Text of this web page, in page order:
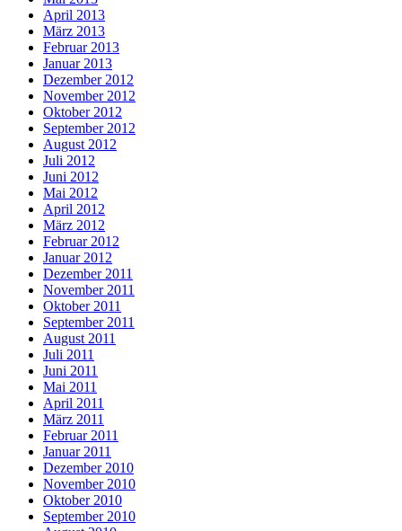
April 2013
März 2013
Februar 2013
Januar 2013
Dezember 2012
November 2012
Oktober 2012
September 2012
August 2012
Juli 2012
Juni 2012
Mai 2012
April 2012
März 2012
Februar 2012
Januar 2012
Dezember 2011
November 2011
Oktober 2011
September 2011
August 2011
Juli 2011
Juni 2011
Mai 2011
April 2011
März 2011
Februar 2011
Januar 2011
Dezember 2010
November 2010
Oktober 2010
September 2010